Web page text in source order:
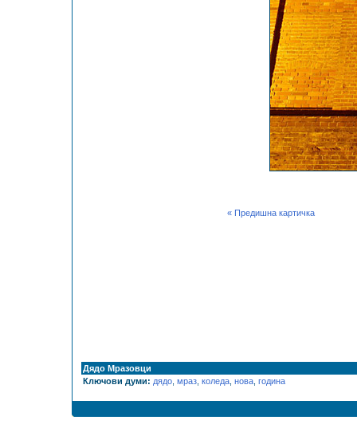
« Предишна картичка
Дядо Мразовци
Ключови думи: дядо мраз коледа нова година